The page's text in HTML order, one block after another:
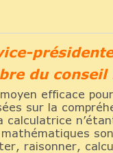
présidente
du conseil
efficace
sur la
calculatrice
raisonner,